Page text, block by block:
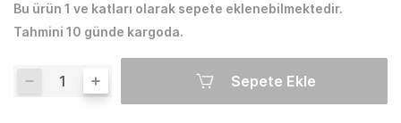
Bu ürün 1 ve katları olarak sepete eklenebilmektedir.
Tahmini 10 günde kargoda.
Sepete Ekle